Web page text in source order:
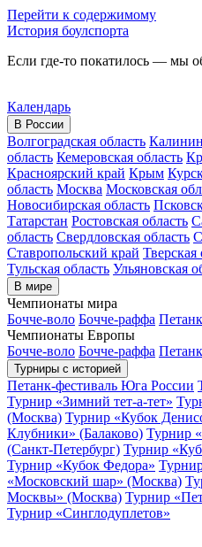
Перейти к содержимому
История боулспорта
Если где-то покатилось — мы
Календарь
В России
Волгоградская область
область Кемеровская область
Красноярский край Крым
область Москва Московская
Новосибирская область
Татарстан Ростовская область
область Свердловская область
Ставропольский край Тверская
Тульская область Ульяновская
В мире
Чемпионаты мира
Бочче-воло Бочче-раффа Петанк
Чемпионаты Европы
Бочче-воло Бочче-раффа Петанк
Турниры с историей
Петанк-фестиваль Юга России
Турнир «Зимний тет-а-тет»
(Москва) Турнир «Кубок
Клубники» (Балаково) Турнир
(Санкт-Петербург) Турнир
Турнир «Кубок Федора»
«Московский шар» (Москва)
Москвы» (Москва) Турнир
Турнир «Синглодуплетов»